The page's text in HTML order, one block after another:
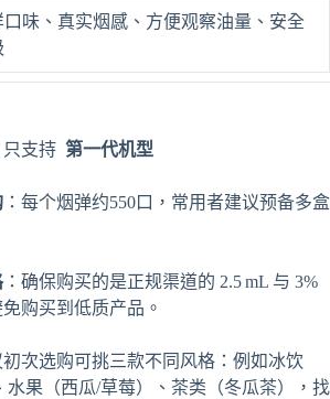
口味、真实烟感、方便观察油量、安全
只支持 第一代机型
：每个烟弹约550口，常用者建议预备多盒
：确保购买的是正规渠道的 2.5 mL 与 3%
购买到低质产品。
初次选购可挑三款不同风格：例如冰饮
水果（西瓜/草莓）、茶类（冬瓜茶），找